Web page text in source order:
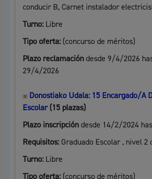
conducir B, Carnet instalador
Turno: Libre
Tipo oferta: (concurso de méritos)
Plazo reclamacióndesde 9/4/2026
29/4/2026
Donostiako Udala: 15 Encargado/A
Escolar(15 plazas)
Plazo inscripción desde 14/2/2024
Requisitos: Graduado Escolar , nivel 2
Turno: Libre
Tipo oferta: (concurso de méritos)